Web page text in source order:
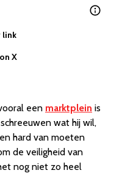
link
X
een marktplein is
wat hij wil,
hard van moeten
de veiligheid van
nog niet zo heel